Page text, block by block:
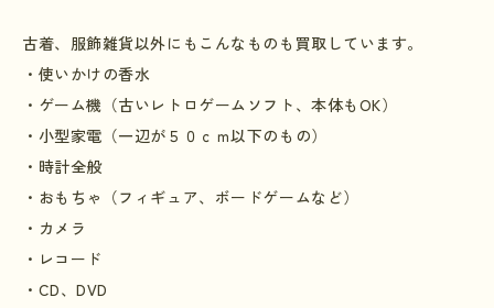
古着、服飾雑貨以外にもこんなものも買取しています。
・使いかけの香水
・ゲーム機（古いレトロゲームソフト、本体もOK）
・小型家電（一辺が５０ｃｍ以下のもの）
・時計全般
・おもちゃ（フィギュア、ボードゲームなど）
・カメラ
・レコード
・CD、DVD